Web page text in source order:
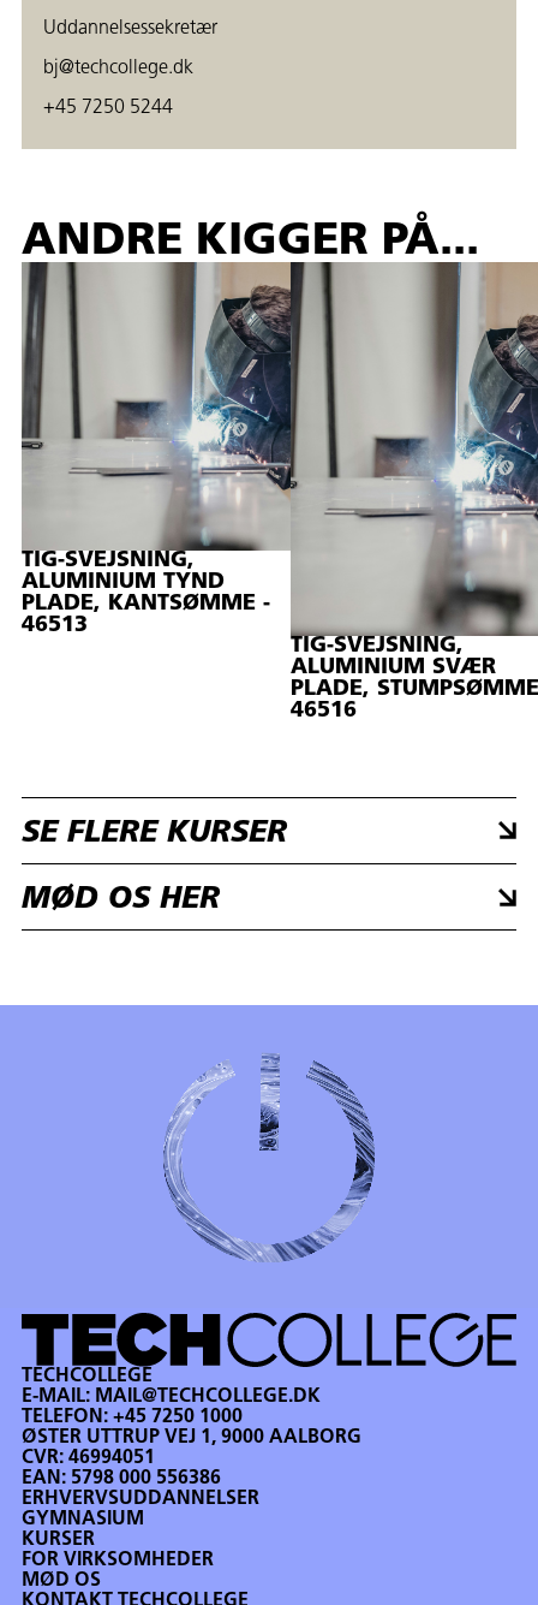
Uddannelsessekretær
bj@techcollege.dk
+45 7250 5244
ANDRE KIGGER PÅ...
TIG-SVEJSNING,
ALUMINIUM TYND
PLADE, KANTSØMME -
46513
TIG-SVEJSNING,
ALUMINIUM SVÆR
PLADE,
46516
SE FLERE KURSER
MØD OS HER
TECHCOLLEGE
E-MAIL: MAIL@TECHCOLLEGE.DK
TELEFON:+45 7250 1000
ØSTER UTTRUP VEJ 1, 9000 AALBORG
CVR: 46994051
EAN: 5798 000 556386
ERHVERVSUDDANNELSER
GYMNASIUM
KURSER
FOR VIRKSOMHEDER
MØD OS